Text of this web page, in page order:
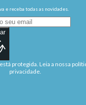
e receba todas as novidades.
protegida. Leia a nossa
privacidade.